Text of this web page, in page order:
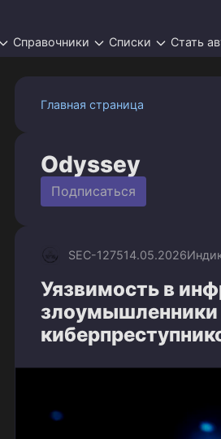
Справочники Списки Стать
Главная страница
Odyssey
Подписаться
SEC-127514.05.2026
Уязвимость в
злоумышленники